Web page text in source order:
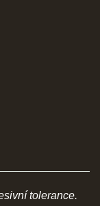
tolerance.